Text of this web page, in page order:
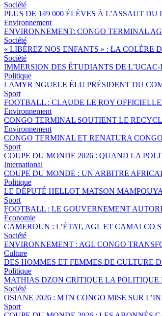
Société
PLUS DE 149 000 ÉLÈVES À L’ASSAUT DU
Environnement
ENVIRONNEMENT: CONGO TERMINAL
Société
« LIBÉREZ NOS ENFANTS » : LA COLÈRE
Société
IMMERSION DES ÉTUDIANTS DE
Politique
LAMYR NGUELE ÉLU PRÉSIDENT DU
Sport
FOOTBALL : CLAUDE LE ROY
Environnement
CONGO TERMINAL SOUTIENT LE
Environnement
CONGO TERMINAL ET RENATURA
Sport
COUPE DU MONDE 2026 : QUAND LA
International
COUPE DU MONDE : UN ARBITRE
Politique
LE DÉPUTÉ HELLOT MATSON
Sport
FOOTBALL : LE GOUVERNEMENT
Économie
CAMEROUN : L’ÉTAT, AGL ET CAMALCO
Société
ENVIRONNEMENT : AGL CONGO
Culture
DES HOMMES ET FEMMES DE CULTURE
Politique
MATHIAS DZON CRITIQUE LA
Société
OSIANE 2026 : MTN CONGO MISE SUR
Sport